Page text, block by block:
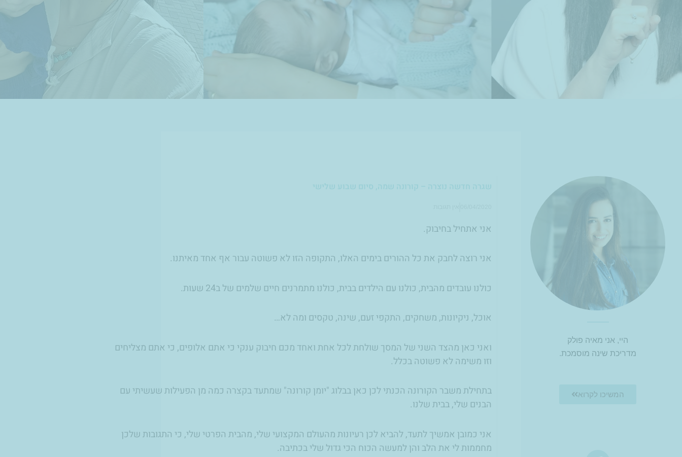
היי, אני מאיה פולק
מדריכת שינה מוסמכת.
המשיכו לקרוא
שגרה חדשה נוצרה – קורונה שמה, סיום שבוע שלישי
אני אתחיל בחיבוק.
אני רוצה לחבק את כל ההורים בימים האלו, התקופה הזו לא פשוטה עבור אף אחד מאיתנו.
כולנו עובדים מהבית, כולנו עם הילדים בבית, כולנו מתמרנים חיים שלמים של ב24 שעות.
אוכל, ניקיונות, משחקים, התקפי זעם, שינה, טקסים ומה לא…
ואני כאן מהצד השני של המסך שולחת לכל אחת ואחד מכם חיבוק ענקי כי אתם אלופים, כי אתם מצליחים
וזו משימה לא פשוטה בכלל.
בתחילת משבר הקורונה הכנתי לכן כאן בבלוג "יומן קורונה" שמתעד בקצרה כמה מן הפעילות שעשיתי עם
הבנים שלי, בבית שלנו.
אני כמובן אמשיך לתעד, להביא לכן רעיונות מהעולם המקצועי שלי, מהבית הפרטי שלי, כי התגובות שלכן
מחממות לי את הלב והן למעשה הכוח הכי גדול שלי בכתיבה.